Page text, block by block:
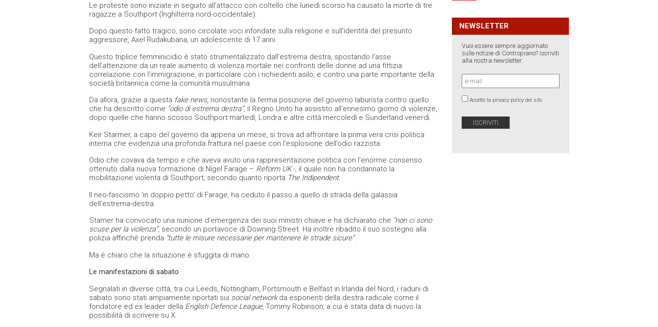
Le proteste sono iniziate in seguito all’attacco con coltello che lunedì scorso ha causato la morte di tre
ragazze a Southport (Inghilterra nord-occidentale).
Dopo questo fatto tragico, sono circolate voci infondate sulla religione e sull’identità del presunto
aggressore, Axel Rudakubana, un adolescente di 17 anni.
Questo triplice femminicidio è stato strumentalizzato dall’estrema destra, spostando l’asse
dell’attenzione da un reale aumento di violenza mortale nei confronti delle donne ad una fittizia
correlazione con l’immigrazione, in particolare con i richiedenti asilo, e contro una parte importante della
società britannica come la comunità musulmana.
Da allora, grazie a questa fake news, nonostante la ferma posizione del governo laburista contro quello
che ha descritto come “odio di estrema destra”, il Regno Unito ha assistito all’ennesimo giorno di violenze,
dopo quelle che hanno scosso Southport martedì, Londra e altre città mercoledì e Sunderland venerdì.
Keir Starmer, a capo del governo da appena un mese, si trova ad affrontare la prima vera crisi politica
interna che evidenzia una profonda frattura nel paese con l’esplosione dell’odio razzista.
Odio che covava da tempo e che aveva avuto una rappresentazione politica con l’enorme consenso
ottenuto dalla nuova formazione di Nigel Farage – Reform UK-, il quale non ha condannato la
mobilitazione violenta di Southport, secondo quanto riporta The Indipendent.
Il neo-fascismo ‘in doppio petto’ di Farage, ha ceduto il passo a quello di strada della galassia
dell’estrema-destra.
Stamer ha convocato una riunione d’emergenza dei suoi ministri chiave e ha dichiarato che “non ci sono
scuse per la violenza”, secondo un portavoce di Downing Street. Ha inoltre ribadito il suo sostegno alla
polizia affinché prenda “tutte le misure necessarie per mantenere le strade sicure”.
Ma è chiaro che la situazione è sfuggita di mano.
Le manifestazioni di sabato
Segnalati in diverse città, tra cui Leeds, Nottingham, Portsmouth e Belfast in Irlanda del Nord, i raduni di
sabato sono stati ampiamente riportati sui social networkda esponenti della destra radicale come il
fondatore ed ex leader della English Defence League, Tommy Robinson, a cui è stata data di nuovo la
possibilità di scrivere su X.
NEWSLETTER
Vuoi essere sempre aggiornato
sulle notizie di Contropiano? Iscriviti
alla nostra newsletter:
Accetto la privacy policy del sito